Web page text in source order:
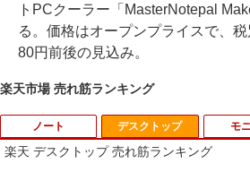
トPCクーラー「MasterNotepal
る。価格はオープンプライスで、
80円前後の見込み。
楽天市場 売れ筋ランキング
ノート デスクトップ
楽天 デスクトップ 売れ筋ランキング
モ